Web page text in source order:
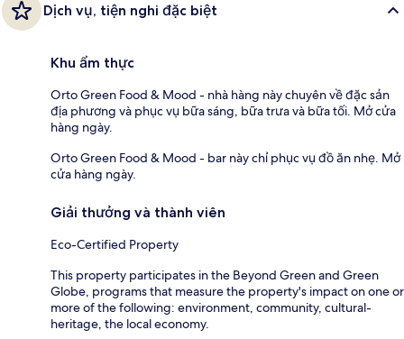
Dịch vụ, tiện nghi đặc biệt
Khu ẩm thực
Orto Green Food & Mood - nhà hàng này chuyên về đặc sản
địa phương và phục vụ bữa sáng, bữa trưa và bữa tối. Mở cửa
hàng ngày.
Orto Green Food & Mood - bar này chỉ phục vụ đồ ăn nhẹ. Mở
cửa hàng ngày.
Giải thưởng và thành viên
Eco-Certified Property
This property participates in the Beyond Green and Green
Globe, programs that measure the property's impact on one or
more of the following: environment, community, cultural-
heritage, the local economy.